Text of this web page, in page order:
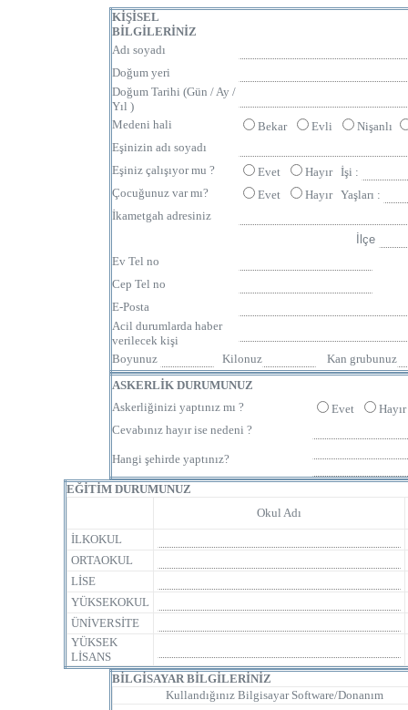
KİŞİSEL
BİLGİLERİNİZ
Adı soyadı
Doğum yeri
Doğum Tarihi (Gün / Ay /
Yıl )
Medeni hali
Bekar Evli
Nişanlı
Eşinizin adı soyadı
Eşiniz çalışıyor mu ?
Evet Hayır İşi :
Çocuğunuz var mı?
Evet HayırYaşları :
İkametgah adresiniz
İlçe
Ev Tel no
Cep Tel no
E-Posta
Acil durumlarda haber
verilecek kişi
Boyunuz
Kilonuz
Kan grubunuz
ASKERLİK DURUMUNUZ
Askerliğinizi yaptınız mı ?
Evet
Hayır
Cevabınız hayır ise nedeni ?
Hangi şehirde yaptınız?
EĞİTİM DURUMUNUZ
Okul Adı
İLKOKUL
ORTAOKUL
LİSE
YÜKSEKOKUL
ÜNİVERSİTE
YÜKSEK
LİSANS
BİLGİSAYAR BİLGİLERİNİZ
Kullandığınız Bilgisayar Software/Donanım